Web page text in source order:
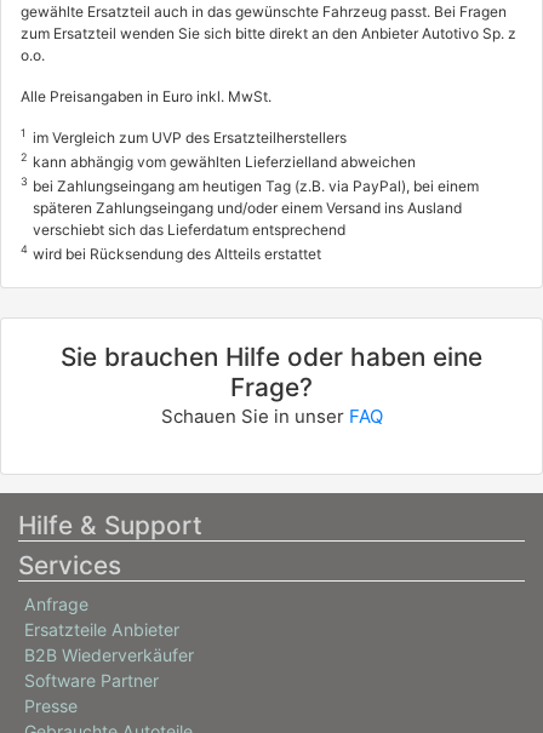
gewählte Ersatzteil auch in das gewünschte Fahrzeug passt. Bei Fragen
zum Ersatzteil wenden Sie sich bitte direkt an den Anbieter Autotivo Sp. z
o.o.
Alle Preisangaben in Euro inkl. MwSt.
1 im Vergleich zum UVP des Ersatzteilherstellers
2 kann abhängig vom gewählten Lieferzielland abweichen
3 bei Zahlungseingang am heutigen Tag (z.B. via PayPal), bei einem
späteren Zahlungseingang und/oder einem Versand ins Ausland
verschiebt sich das Lieferdatum entsprechend
4 wird bei Rücksendung des Altteils erstattet
Sie brauchen Hilfe oder haben eine
Frage?
Schauen Sie in unser FAQ
Hilfe & Support
Services
Anfrage
Ersatzteile Anbieter
B2B Wiederverkäufer
Software Partner
Presse